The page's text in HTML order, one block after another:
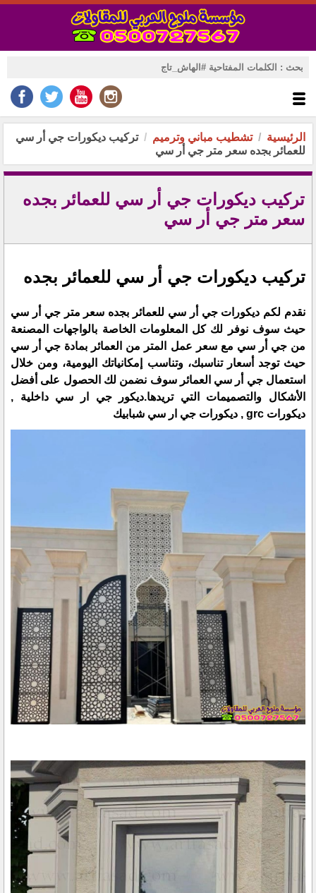
الرئيسية تشطيب مباني وترميم
تركيب ديكورات جي أر سي
للعمائر بجده سعر متر جي أر سي
تركيب ديكورات جي أر سي للعمائر بجده
سعر متر جي أر سي
تركيب ديكورات جي أر سي للعمائر بجده
نقدم لكم ديكورات جي أر سي للعمائر بجده سعر متر جي أر سي
حيث سوف نوفر لك كل المعلومات الخاصة بالواجهات المصنعة
من جي أر سي مع سعر عمل المتر من العمائر بمادة جي أر سي
حيث توجد أسعار تناسبك، وتناسب إمكانياتك اليومية، ومن خلال
استعمال جي أر سي العمائر سوف نضمن لك الحصول على أفضل
الأشكال والتصميمات التي تريدها.ديكور جي ار سي داخلية ,
ديكورات grc , ديكورات جي ار سي شبابيك